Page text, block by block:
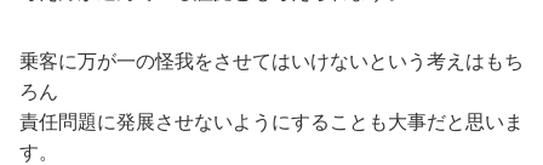
乗客に万が一の怪我をさせてはいけないという考えはもち
ろん
責任問題に発展させないようにすることも大事だと思いま
す。